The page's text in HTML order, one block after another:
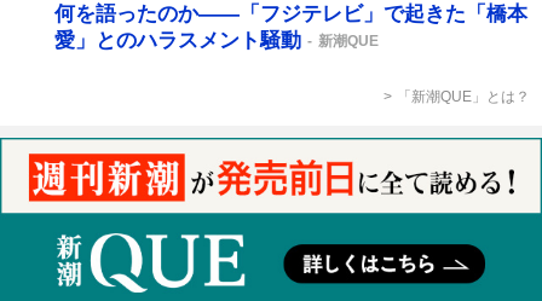
何を語ったのか――「フジテレビ」で起きた「橋本
愛」とのハラスメント騒動
新潮QUE
「新潮QUE」とは？